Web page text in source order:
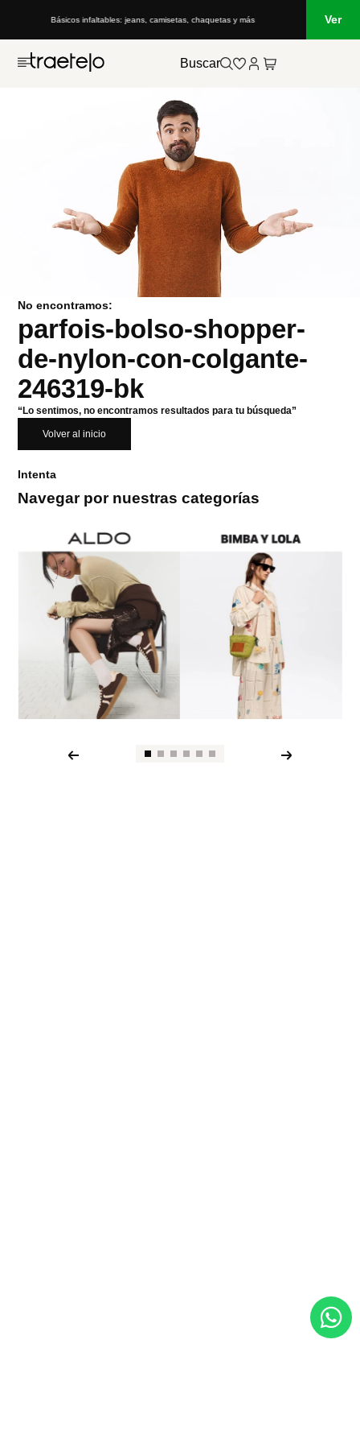
Básicos infaltables: jeans, camisetas, chaquetas y más Ver
Buscar
No encontramos:
parfois-bolso-shopper-
de-nylon-con-colgante-
246319-bk
“Lo sentimos, no encontramos resultados para tu búsqueda”
Volver al inicio
Intenta
Navegar por nuestras categorías